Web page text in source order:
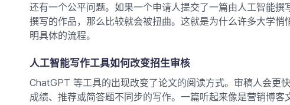
还有一个公平问题。如果一个申请人提交了一篇由人工智能
撰写的作品，那么比较就会被扭曲。这就是为什么许多大学
明具体的流程。
人工智能写作工具如何改变招生审核
ChatGPT 等工具的出现改变了论文的阅读方式。审稿人会更
成绩、推荐或简答题不同步的写作。一篇听起来像是营销博客